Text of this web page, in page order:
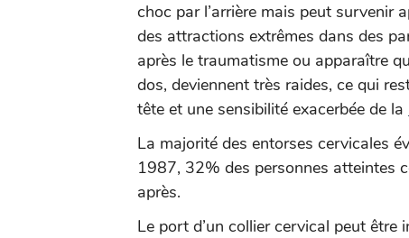
choc par l’arrière mais peut survenir
des attractions extrêmes dans des
après le traumatisme ou apparaître
dos, deviennent très raides, ce qui
tête et une sensibilité exacerbée de la
La majorité des entorses cervicales
1987, 32% des personnes atteintes
après.
Le port d’un collier cervical peut